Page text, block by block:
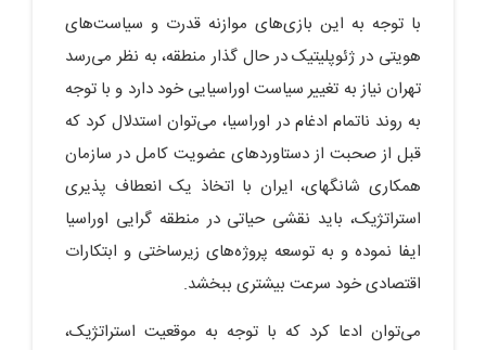
با توجه به این بازی‌های موازنه قدرت و سیاست‌های
هویتی در ژئوپلیتیک در حال گذار منطقه، به نظر می‌رسد
تهران نیاز به تغییر سیاست اوراسیایی خود دارد و با توجه
به روند ناتمام ادغام در اوراسیا، می‌توان استدلال کرد که
قبل از صحبت از دستاوردهای عضویت کامل در سازمان
همکاری شانگهای، ایران با اتخاذ یک انعطاف پذیری
استراتژیک، باید نقشی حیاتی در منطقه گرایی اوراسیا
ایفا نموده و به توسعه پروژه‌های زیرساختی و ابتکارات
اقتصادی خود سرعت بیشتری ببخشد.
می‌توان ادعا کرد که با توجه به موقعیت استراتژیک،